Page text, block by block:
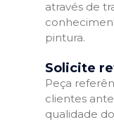
através de
pintura.
Solicite
Peça
clientes
qualidade